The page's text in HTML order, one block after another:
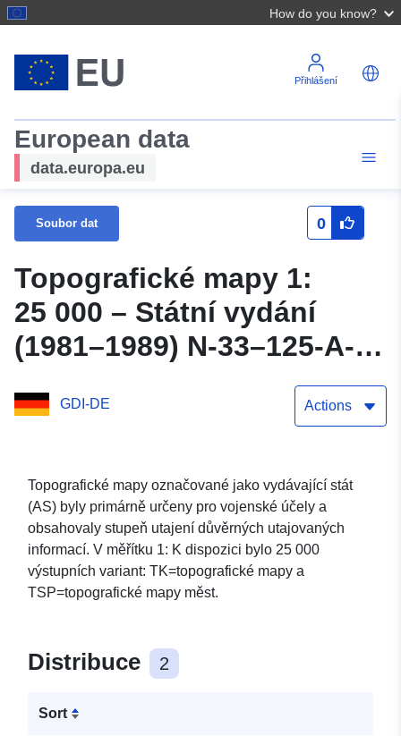
How do you know?
Přihlášení
European data
data.europa.eu
Soubor dat 0
Topografické mapy 1:
25 000 – Státní vydání
(1981–1989) N-33–125-A-b
Marxwalde Topografické
mapy 1: 25 000 – Státní
125-A-b Marxwalde
GDI-DE Actions
Topografické mapy označované jako vydávající stát
(AS) byly primárně určeny pro vojenské účely a
obsahovaly stupeň utajení důvěrných utajovaných
informací. V měřítku 1: K dispozici bylo 25 000
výstupních variant: TK=topografické mapy a
TSP=topografické mapy měst.
Distribuce 2
Sort